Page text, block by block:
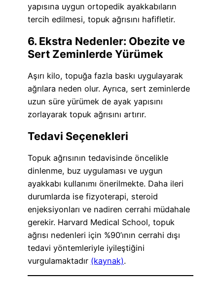
yapısına uygun ortopedik ayakkabıların
tercih edilmesi, topuk ağrısını hafifletir.
6. Ekstra Nedenler: Obezite ve
Sert Zeminlerde Yürümek
Aşırı kilo, topuğa fazla baskı uygulayarak
ağrılara neden olur. Ayrıca, sert zeminlerde
uzun süre yürümek de ayak yapısını
zorlayarak topuk ağrısını artırır.
Tedavi Seçenekleri
Topuk ağrısının tedavisinde öncelikle
dinlenme, buz uygulaması ve uygun
ayakkabı kullanımı önerilmekte. Daha ileri
durumlarda ise fizyoterapi, steroid
enjeksiyonları ve nadiren cerrahi müdahale
gerekir. Harvard Medical School, topuk
ağrısı nedenleri için %90’ının cerrahi dışı
tedavi yöntemleriyle iyileştiğini
vurgulamaktadır (kaynak).